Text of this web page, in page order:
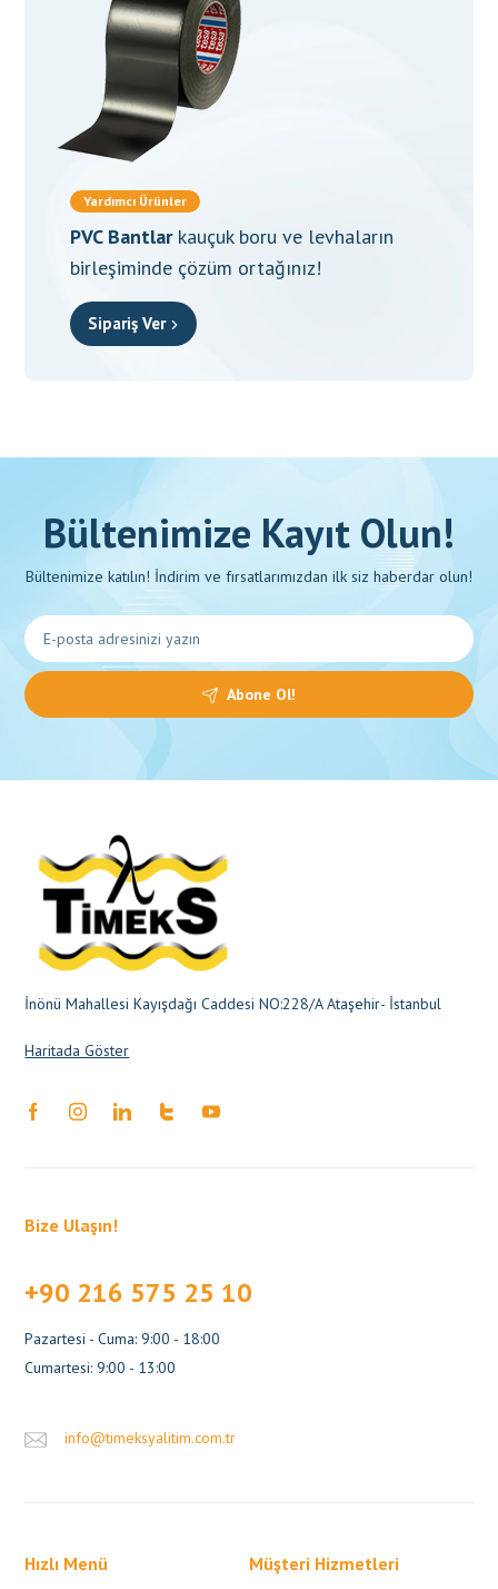
Yardımcı Ürünler
PVC Bantlarkauçuk boru ve levhaların
birleşiminde çözüm ortağınız!
Sipariş Ver
Bültenimize Kayıt Olun!
Bültenimize katılın! İndirim ve fırsatlarımızdan ilk siz haberdar olun!
Abone Ol!
İnönü Mahallesi Kayışdağı Caddesi NO:228/A Ataşehir- İstanbul
Haritada Göster
Bize Ulaşın!
+90 216 575 25 10
Pazartesi - Cuma: 9:00 - 18:00
Cumartesi: 9:00 - 13:00
info@timeksyalitim.com.tr
Hızlı Menü Müşteri Hizmetleri